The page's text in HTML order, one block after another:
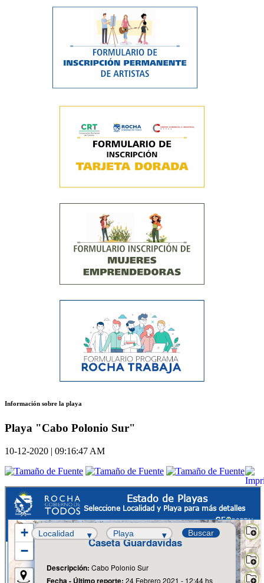
Información sobre la playa
Playa "Cabo Polonio Sur"
10-12-2020 | 09:16:47 AM